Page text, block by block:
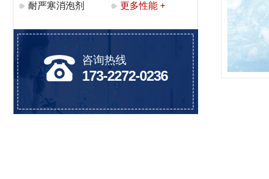
耐严寒消泡剂 更多性能 +
咨询热线
173-2272-0236